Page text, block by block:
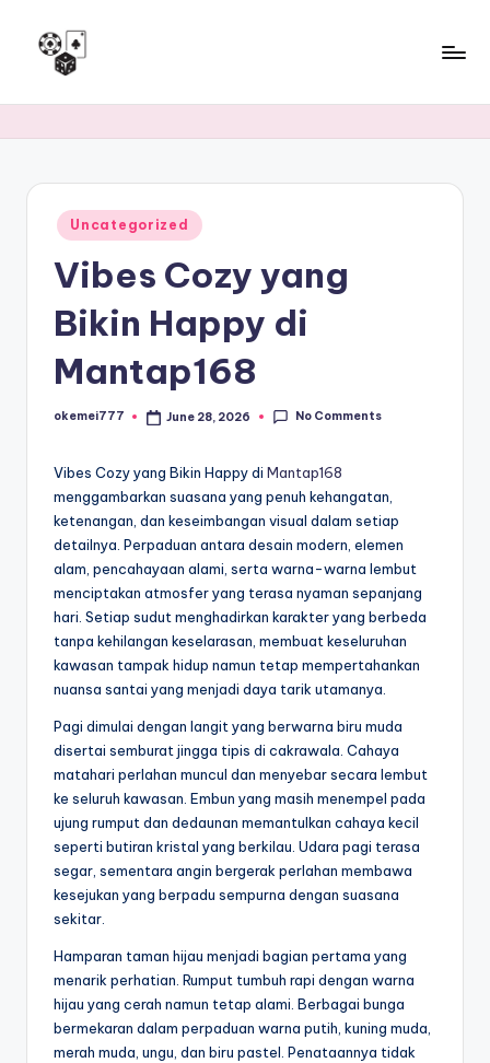
O
nl
in
b
d
D
ni
T
m
p
nyaman,
dengan
sistem
keamanan
terbaik.
Posted
in
Uncategorized
Vibes Cozy yang
Bikin Happy di
Mantap168
Posted
okemei777 June 28, 2026 No Comments
Vibes Cozy yang Bikin Happy di Mantap168
menggambarkan suasana yang penuh kehangatan,
ketenangan, dan keseimbangan visual dalam setiap
detailnya. Perpaduan antara desain modern, elemen
alam, pencahayaan alami, serta warna-warna lembut
menciptakan atmosfer yang terasa nyaman sepanjang
hari. Setiap sudut menghadirkan karakter yang berbeda
tanpa kehilangan keselarasan, membuat keseluruhan
kawasan tampak hidup namun tetap mempertahankan
nuansa santai yang menjadi daya tarik utamanya.
Pagi dimulai dengan langit yang berwarna biru muda
disertai semburat jingga tipis di cakrawala. Cahaya
matahari perlahan muncul dan menyebar secara lembut
ke seluruh kawasan. Embun yang masih menempel pada
ujung rumput dan dedaunan memantulkan cahaya kecil
seperti butiran kristal yang berkilau. Udara pagi terasa
segar, sementara angin bergerak perlahan membawa
kesejukan yang berpadu sempurna dengan suasana
sekitar.
Hamparan taman hijau menjadi bagian pertama yang
menarik perhatian. Rumput tumbuh rapi dengan warna
hijau yang cerah namun tetap alami. Berbagai bunga
bermekaran dalam perpaduan warna putih, kuning muda,
merah muda, ungu, dan biru pastel. Penataannya tidak